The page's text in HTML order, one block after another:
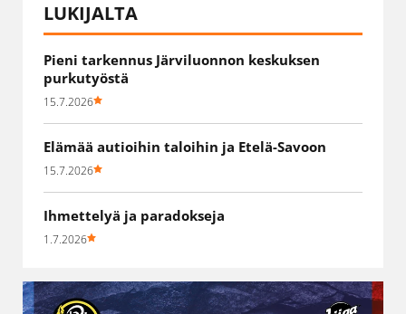
LUKIJALTA
Pieni tarkennus Järviluonnon keskuksen
purkutyöstä
15.7.2026
Elämää autioihin taloihin ja Etelä-Savoon
15.7.2026
Ihmettelyä ja paradokseja
1.7.2026